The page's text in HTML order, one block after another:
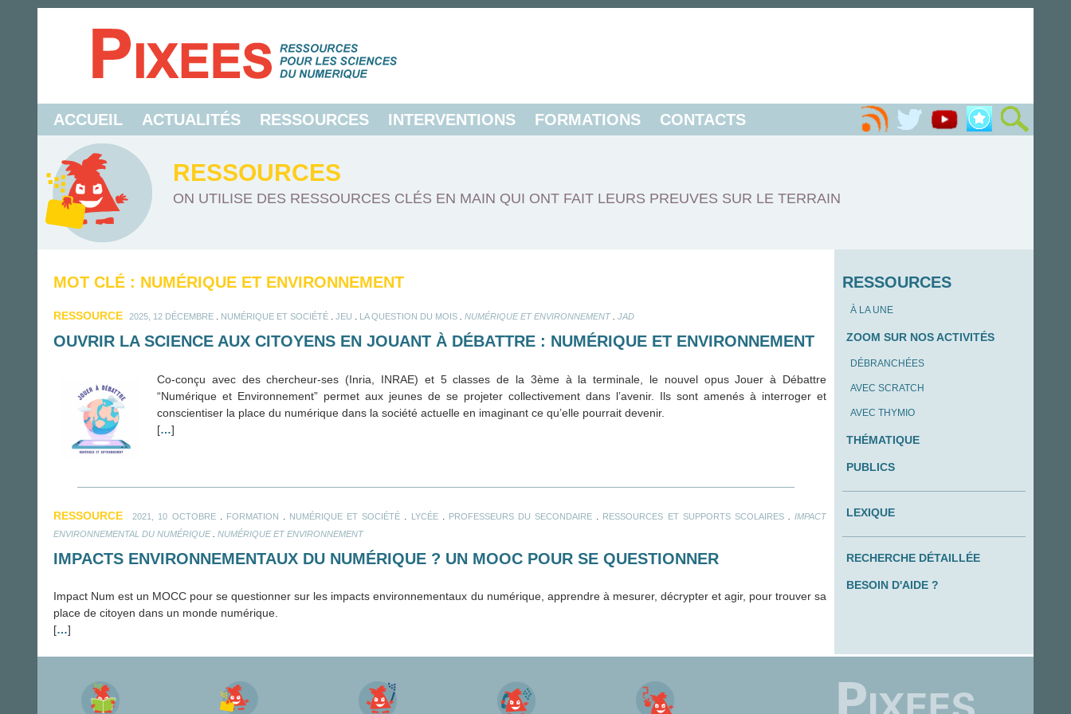
ACCUEIL ACTUALITÉS RESSOURCES INTERVENTIONS FORMATIONS CONTACTS
RESSOURCES
ON UTILISE DES RESSOURCES CLÉS EN MAIN QUI ONT FAIT LEURS PREUVES SUR LE TERRAIN
MOT CLÉ : NUMÉRIQUE ET ENVIRONNEMENT
RESSOURCE 2025, 12 DÉCEMBRE NUMÉRIQUE ET SOCIÉTÉ JEU LA QUESTION DU MOIS NUMÉRIQUE ET ENVIRONNEMENT. JAD
OUVRIR LA SCIENCE AUX CITOYENS EN JOUANT À DÉBATTRE : NUMÉRIQUE ET ENVIRONNEMENT
Co-conçu avec des chercheur-ses (Inria, INRAE) et 5 classes de la 3ème à la terminale, le nouvel opus Jouer à Débattre
“Numérique et Environnement” permet aux jeunes de se projeter collectivement dans l’avenir. Ils sont amenés à interroger et
conscientiser la place du numérique dans la société actuelle en imaginant ce qu’elle pourrait devenir.
[…]
RESSOURCE 2021, 10 OCTOBRE. FORMATION NUMÉRIQUE ET SOCIÉTÉ LYCÉE. PROFESSEURS DU SECONDAIRE RESSOURCES ET SUPPORTS SCOLAIRES. IMPACT
ENVIRONNEMENTAL DU NUMÉRIQUE. NUMÉRIQUE ET ENVIRONNEMENT
IMPACTS ENVIRONNEMENTAUX DU NUMÉRIQUE ? UN MOOC POUR SE QUESTIONNER
Impact Num est un MOCC pour se questionner sur les impacts environnementaux du numérique, apprendre à mesurer, décrypter et agir, pour trouver sa
place de citoyen dans un monde numérique.
[…]
RESSOURCES
À LA UNE
ZOOM SUR NOS ACTIVITÉS
DÉBRANCHÉES
AVEC SCRATCH
AVEC THYMIO
THÉMATIQUE
PUBLICS
LEXIQUE
RECHERCHE DÉTAILLÉE
BESOIN D'AIDE ?